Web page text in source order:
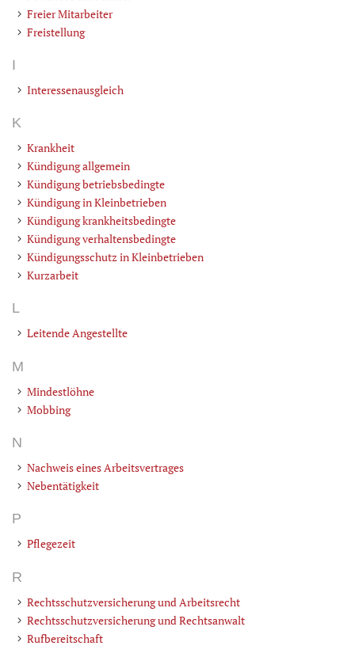
Freier Mitarbeiter
Freistellung
I
Interessenausgleich
K
Krankheit
Kündigung allgemein
Kündigung betriebsbedingte
Kündigung in Kleinbetrieben
Kündigung krankheitsbedingte
Kündigung verhaltensbedingte
Kündigungsschutz in Kleinbetrieben
Kurzarbeit
L
Leitende Angestellte
M
Mindestlöhne
Mobbing
N
Nachweis eines Arbeitsvertrages
Nebentätigkeit
P
Pflegezeit
R
Rechtsschutzversicherung und Arbeitsrecht
Rechtsschutzversicherung und Rechtsanwalt
Rufbereitschaft